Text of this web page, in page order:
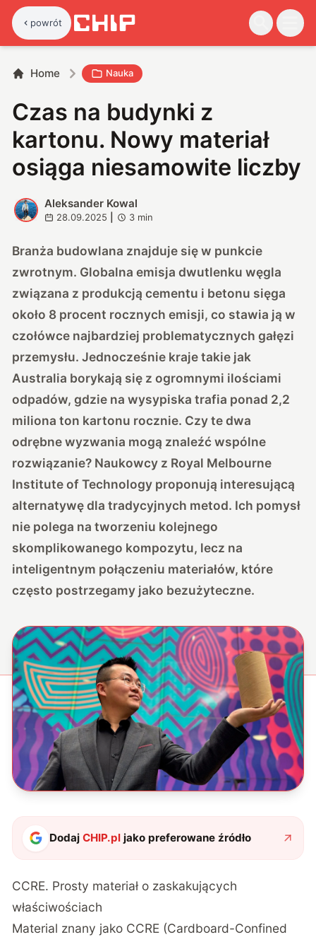
powrót
Home Nauka
Czas na budynki z
kartonu. Nowy materiał
osiąga niesamowite liczby
A
Aleksander Kowal
28.09.2025 3 min
Branża budowlana znajduje się w punkcie
zwrotnym. Globalna emisja dwutlenku węgla
związana z produkcją cementu i betonu sięga
około 8 procent rocznych emisji, co stawia ją w
czołówce najbardziej problematycznych gałęzi
przemysłu. Jednocześnie kraje takie jak
Australia borykają się z ogromnymi ilościami
odpadów, gdzie na wysypiska trafia ponad 2,2
miliona ton kartonu rocznie. Czy te dwa
odrębne wyzwania mogą znaleźć wspólne
rozwiązanie? Naukowcy z Royal Melbourne
Institute of Technology proponują interesującą
alternatywę dla tradycyjnych metod. Ich pomysł
nie polega na tworzeniu kolejnego
skomplikowanego kompozytu, lecz na
inteligentnym połączeniu materiałów, które
często postrzegamy jako bezużyteczne.
DodajCHIP.pl jako preferowane źródło
CCRE. Prosty materiał o zaskakujących
właściwościach
Material znany jako CCRE (Cardboard-Confined